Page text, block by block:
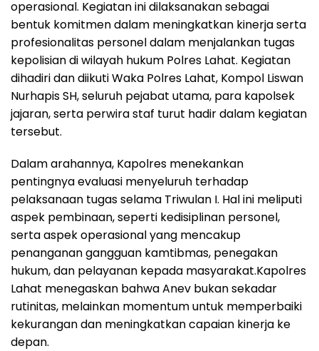
operasional. Kegiatan ini dilaksanakan sebagai
bentuk komitmen dalam meningkatkan kinerja serta
profesionalitas personel dalam menjalankan tugas
kepolisian di wilayah hukum Polres Lahat. Kegiatan
dihadiri dan diikuti Waka Polres Lahat, Kompol Liswan
Nurhapis SH, seluruh pejabat utama, para kapolsek
jajaran, serta perwira staf turut hadir dalam kegiatan
tersebut.
Dalam arahannya, Kapolres menekankan
pentingnya evaluasi menyeluruh terhadap
pelaksanaan tugas selama Triwulan I. Hal ini meliputi
aspek pembinaan, seperti kedisiplinan personel,
serta aspek operasional yang mencakup
penanganan gangguan kamtibmas, penegakan
hukum, dan pelayanan kepada masyarakat.Kapolres
Lahat menegaskan bahwa Anev bukan sekadar
rutinitas, melainkan momentum untuk memperbaiki
kekurangan dan meningkatkan capaian kinerja ke
depan.